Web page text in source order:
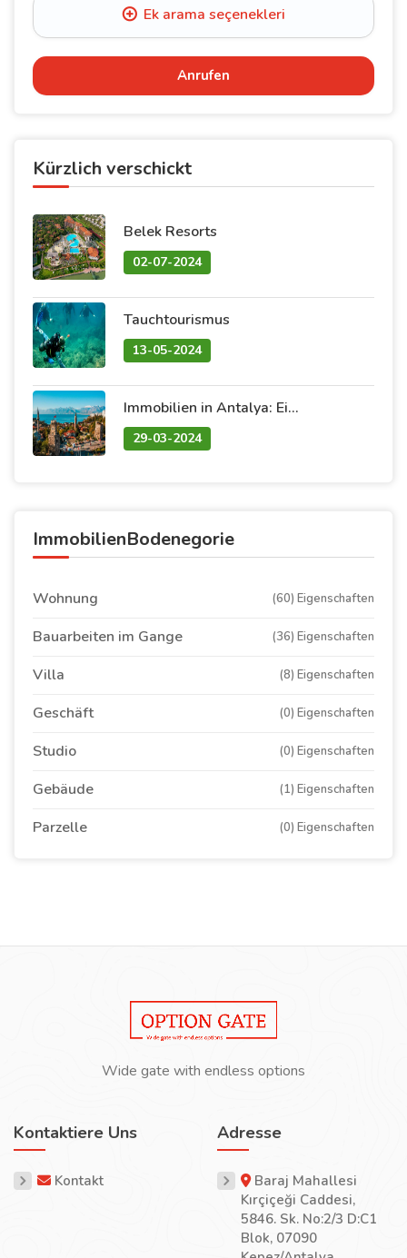
Anrufen
Kürzlich verschickt
Belek Resorts
02-07-2024
Tauchtourismus
13-05-2024
Immobilien in Antalya: Eine Mischung aus natürlicher Schönheit und vielversprechenden Investitionen
29-03-2024
ImmobilienBodenegorie
Wohnung (60) Eigenschaften
Bauarbeiten im Gange (36) Eigenschaften
Villa (8) Eigenschaften
Geschäft (0) Eigenschaften
Studio (0) Eigenschaften
Gebäude (1) Eigenschaften
Parzelle (0) Eigenschaften
Wide gate with endless options
Kontaktiere Uns
Kontakt
Adresse
Baraj Mahallesi
Kırçiçeği Caddesi,
5846. Sk. No:2/3 D:C1
Blok, 07090